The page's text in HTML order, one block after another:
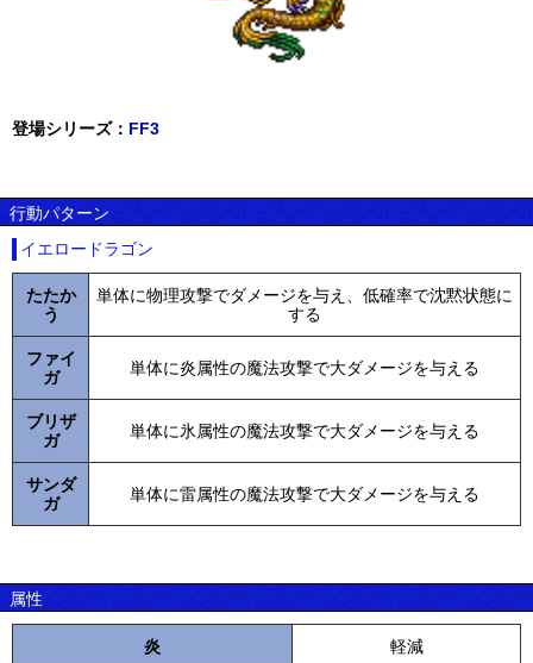
登場シリーズ： FF3
行動パターン
イエロードラゴン
たたか
う
単体に物理攻撃でダメージを与え、低確率で沈黙状態に
する
ファイ
ガ
単体に炎属性の魔法攻撃で大ダメージを与える
ブリザ
ガ
単体に氷属性の魔法攻撃で大ダメージを与える
サンダ
ガ
単体に雷属性の魔法攻撃で大ダメージを与える
属性
炎 軽減